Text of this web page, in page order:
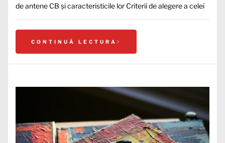
de antene CB și caracteristicile lor Criterii de alegere a celei
CONTINUĂ LECTURA